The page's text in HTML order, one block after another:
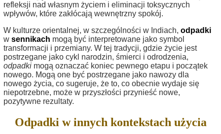
refleksji nad własnym życiem i eliminacji toksycznych
wpływów, które zakłócają wewnętrzny spokój.
W kulturze orientalnej, w szczególności w Indiach, odpadki
w sennikach mogą być interpretowane jako symbol
transformacji i przemiany. W tej tradycji, gdzie życie jest
postrzegane jako cykl narodzin, śmierci i odrodzenia,
odpadki mogą oznaczać koniec pewnego etapu i początek
nowego. Mogą one być postrzegane jako nawozy dla
nowego życia, co sugeruje, że to, co obecnie wydaje się
niepotrzebne, może w przyszłości przynieść nowe,
pozytywne rezultaty.
Odpadki w innych kontekstach użycia